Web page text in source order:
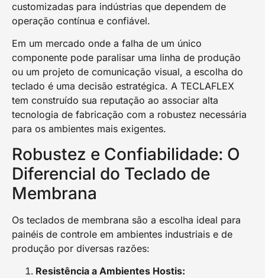
customizadas para indústrias que dependem de
operação contínua e confiável.
Em um mercado onde a falha de um único
componente pode paralisar uma linha de produção
ou um projeto de comunicação visual, a escolha do
teclado é uma decisão estratégica. A TECLAFLEX
tem construído sua reputação ao associar alta
tecnologia de fabricação com a robustez necessária
para os ambientes mais exigentes.
Robustez e Confiabilidade: O
Diferencial do Teclado de
Membrana
Os teclados de membrana são a escolha ideal para
painéis de controle em ambientes industriais e de
produção por diversas razões:
Resistência a Ambientes Hostis: